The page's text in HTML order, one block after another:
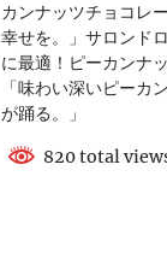
カンナッツチョコレ
幸せを。」サロンド
に最適！ピーカンナ
「味わい深いピーカ
が踊る。」
820 total